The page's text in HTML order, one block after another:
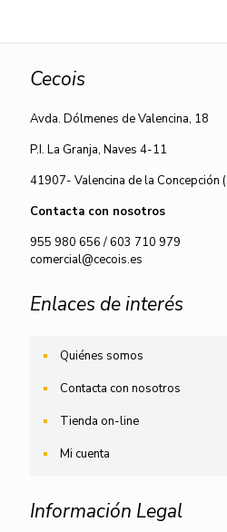
Cecois
Avda. Dólmenes de Valencina, 18
P.I. La Granja, Naves 4-11
41907- Valencina de la Concepción
Contacta con nosotros
955 980 656/603 710 979
comercial@cecois.es
Enlaces de interés
Quiénes somos
Contacta con nosotros
Tienda on-line
Mi cuenta
Información Legal